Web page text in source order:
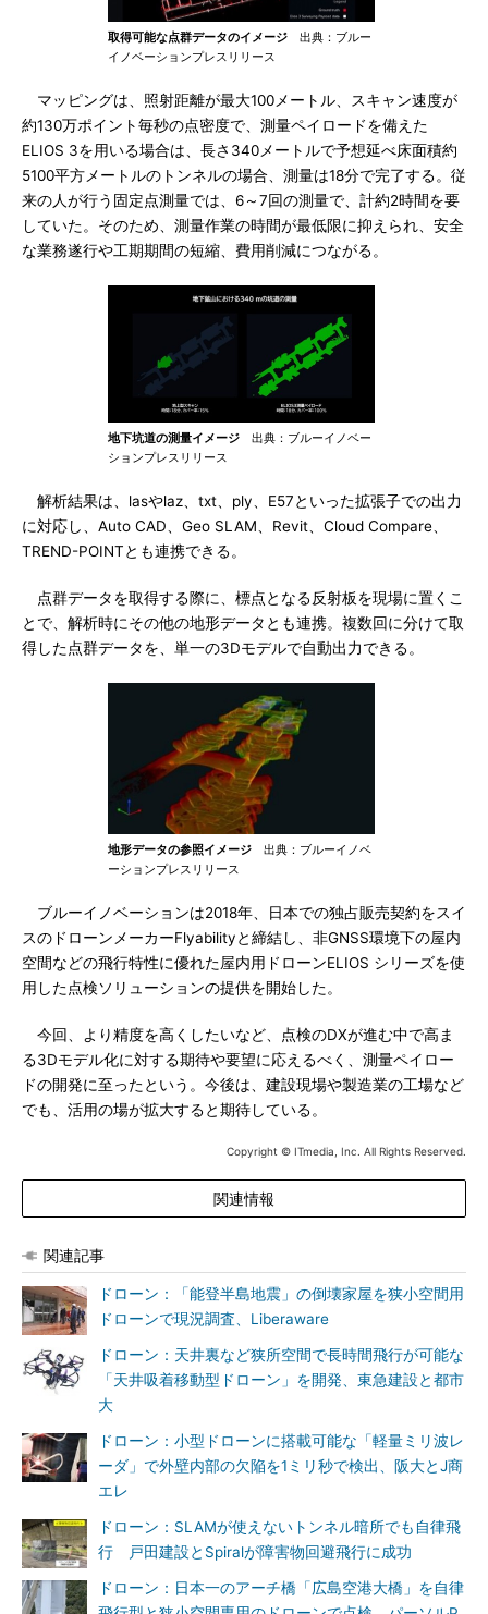
取得可能な点群データのイメージ 出典：ブルー
イノベーションプレスリリース
マッピングは、照射距離が最大100メートル、スキャン速度が
約130万ポイント毎秒の点密度で、測量ペイロードを備えた
ELIOS 3を用いる場合は、長さ340メートルで予想延べ床面積約
5100平方メートルのトンネルの場合、測量は18分で完了する。従
来の人が行う固定点測量では、6～7回の測量で、計約2時間を要
していた。そのため、測量作業の時間が最低限に抑えられ、安全
な業務遂行や工期期間の短縮、費用削減につながる。
地下坑道の測量イメージ 出典：ブルーイノベー
ションプレスリリース
解析結果は、lasやlaz、txt、ply、E57といった拡張子での出力
に対応し、Auto CAD、Geo SLAM、Revit、Cloud Compare、
TREND-POINTとも連携できる。
点群データを取得する際に、標点となる反射板を現場に置くこ
とで、解析時にその他の地形データとも連携。複数回に分けて取
得した点群データを、単一の3Dモデルで自動出力できる。
地形データの参照イメージ 出典：ブルーイノベ
ーションプレスリリース
ブルーイノベーションは2018年、日本での独占販売契約をスイ
スのドローンメーカーFlyabilityと締結し、非GNSS環境下の屋内
空間などの飛行特性に優れた屋内用ドローンELIOS シリーズを使
用した点検ソリューションの提供を開始した。
今回、より精度を高くしたいなど、点検のDXが進む中で高ま
る3Dモデル化に対する期待や要望に応えるべく、測量ペイロー
ドの開発に至ったという。今後は、建設現場や製造業の工場など
でも、活用の場が拡大すると期待している。
Copyright © ITmedia, Inc. All Rights Reserved.
関連情報
関連記事
ドローン：「能登半島地震」の倒壊家屋を狭小空間用
ドローンで現況調査、Liberaware
ドローン：天井裏など狭所空間で長時間飛行が可能な
「天井吸着移動型ドローン」を開発、東急建設と都市
大
ドローン：小型ドローンに搭載可能な「軽量ミリ波レ
ーダ」で外壁内部の欠陥を1ミリ秒で検出、阪大とJ商
エレ
ドローン：SLAMが使えないトンネル暗所でも自律飛
行 戸田建設とSpiralが障害物回避飛行に成功
ドローン：日本一のアーチ橋「広島空港大橋」を自律